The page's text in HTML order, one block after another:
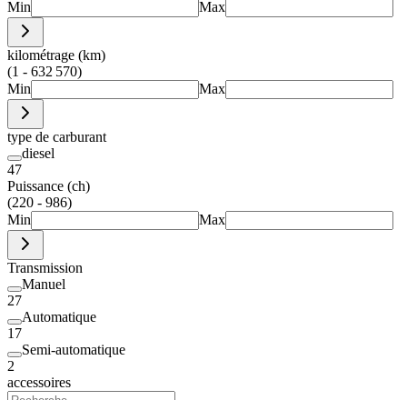
Min
Max
kilométrage (km)
(1 - 632 570)
Min
Max
type de carburant
diesel
47
Puissance (ch)
(220 - 986)
Min
Max
Transmission
Manuel
27
Automatique
17
Semi-automatique
2
accessoires